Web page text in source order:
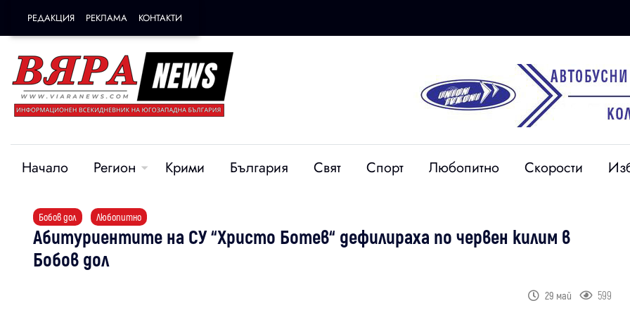
РЕДАКЦИЯ РЕКЛАМА КОНТАКТИ
Начало Регион Крими България Свят Спорт Любопитно Скорости
Бобов дол Любопитно
Абитуриентите на СУ “Христо Ботев“ дефилираха по червен килим в
Бобов дол
29 май 599